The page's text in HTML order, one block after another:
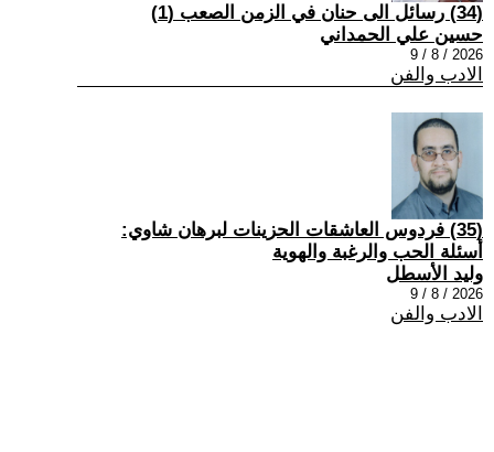
(34) رسائل الى حنان في الزمن الصعب (1)
حسين علي الحمداني
2026 / 8 / 9
الادب والفن
(35) فردوس العاشقات الحزينات لبرهان شاوي:
أسئلة الحب والرغبة والهوية
وليد الأسطل
2026 / 8 / 9
الادب والفن